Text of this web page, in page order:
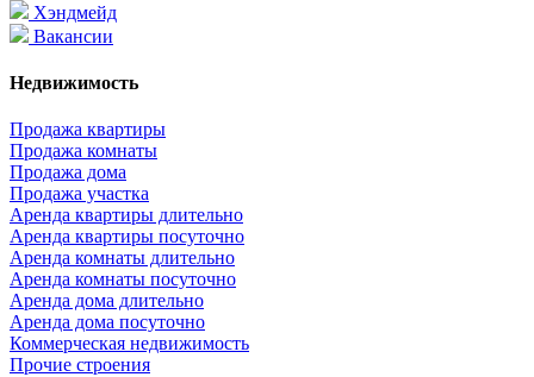
Хэндмейд
Вакансии
Недвижимость
Продажа квартиры
Продажа комнаты
Продажа дома
Продажа участка
Аренда квартиры длительно
Аренда квартиры посуточно
Аренда комнаты длительно
Аренда комнаты посуточно
Аренда дома длительно
Аренда дома посуточно
Коммерческая недвижимость
Прочие строения